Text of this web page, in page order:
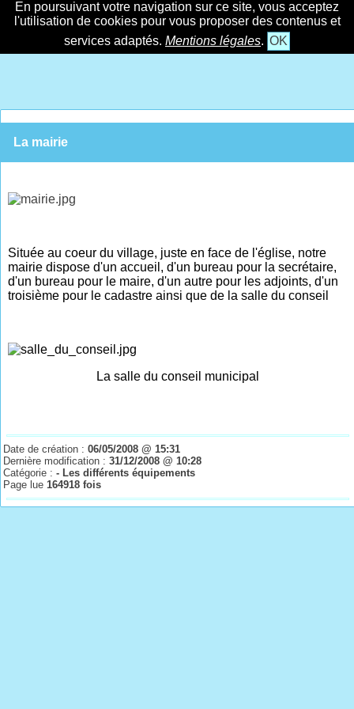
En poursuivant votre navigation sur ce site, vous acceptez
l'utilisation de cookies pour vous proposer des contenus et
services adaptés. Mentions légales. OK
La mairie
Située au coeur du village, juste en face de l'église, notre
mairie dispose d'un accueil, d'un bureau pour la secrétaire,
d'un bureau pour le maire, d'un autre pour les adjoints, d'un
troisième pour le cadastre ainsi que de la salle du conseil
La salle du conseil municipal
Date de création :06/05/2008 @ 15:31
Dernière modification :31/12/2008 @ 10:28
Catégorie :- Les différents équipements
Page lue164918 fois